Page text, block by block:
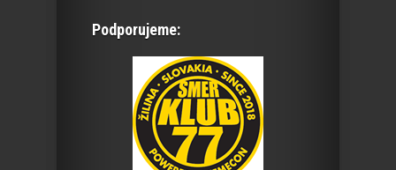
Podporujeme: